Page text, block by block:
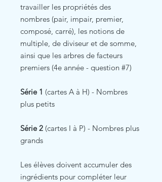
travailler les propriétés des
nombres (pair, impair, premier,
composé, carré), les notions de
multiple, de diviseur et de somme,
ainsi que les arbres de facteurs
premiers (4e année - question #7)
Série 1 (cartes A à H) - Nombres
plus petits
Série 2 (cartes I à P) - Nombres plus
grands
Les élèves doivent accumuler des
ingrédients pour compléter leur